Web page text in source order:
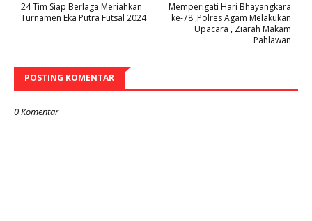
Memperigati Hari Bhayangkara
ke-78 ,Polres Agam Melakukan
Upacara , Ziarah Makam
Pahlawan
24 Tim Siap Berlaga Meriahkan
Turnamen Eka Putra Futsal 2024
POSTING KOMENTAR
0 Komentar